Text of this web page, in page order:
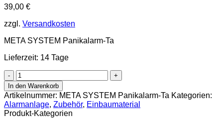
39,00 €
zzgl. Versandkosten
META SYSTEM Panikalarm-Ta
Lieferzeit: 14 Tage
META
SYSTEM
Panikalarm-
Ta
Menge
In den Warenkorb
Artikelnummer: META SYSTEM Panikalarm-Ta Kategorien:
Alarmanlage, Zubehör, Einbaumaterial
Produkt-Kategorien